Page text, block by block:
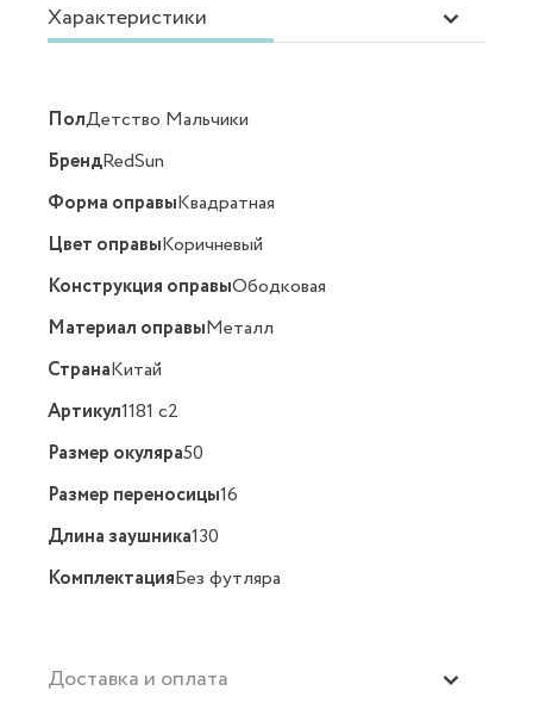
Характеристики
ПолДетство Мальчики
БрендRedSun
Форма оправыКвадратная
Цвет оправыКоричневый
Конструкция оправыОбодковая
Материал оправыМеталл
СтранаКитай
Артикул1181 с2
Размер окуляра50
Размер переносицы16
Длина заушника130
КомплектацияБез футляра
Доставка и оплата